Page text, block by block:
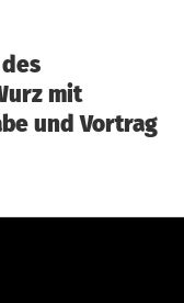
mit
und Vortrag